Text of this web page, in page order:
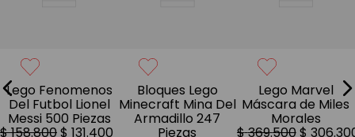
Lego Fenomenos
Del Futbol Lionel
Messi 500 Piezas
$158.800$ 131.400
Bloques Lego
Minecraft Mina Del
Armadillo 247
Piezas
Lego Marvel
Máscara de Miles
Morales
$369.500$ 306.